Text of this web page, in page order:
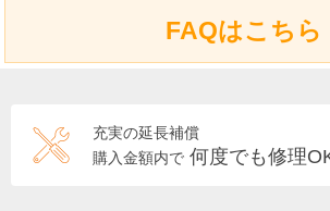
FAQはこちら
充実の延長補償
購入金額内で 何度でも修理